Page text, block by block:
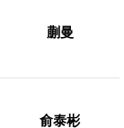
蒯曼
俞泰彬